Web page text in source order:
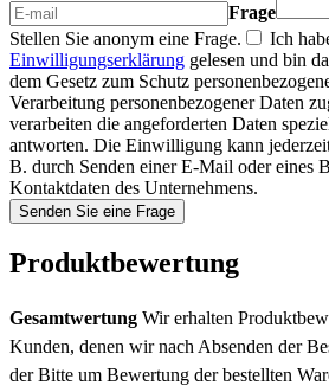
Frage
Stellen Sie anonym eine Frage.
Ich
Einwilligungserklärung gelesen und bin
dem Gesetz zum Schutz
Verarbeitung personenbezogener Daten
verarbeiten die angeforderten Daten
antworten. Die Einwilligung kann
B. durch Senden einer E-Mail oder eines
Kontaktdaten des Unternehmens.
Senden Sie eine Frage
Produktbewertung
Gesamtwertung Wir erhalten
Kunden, denen wir nach Absenden der
der Bitte um Bewertung der bestellten